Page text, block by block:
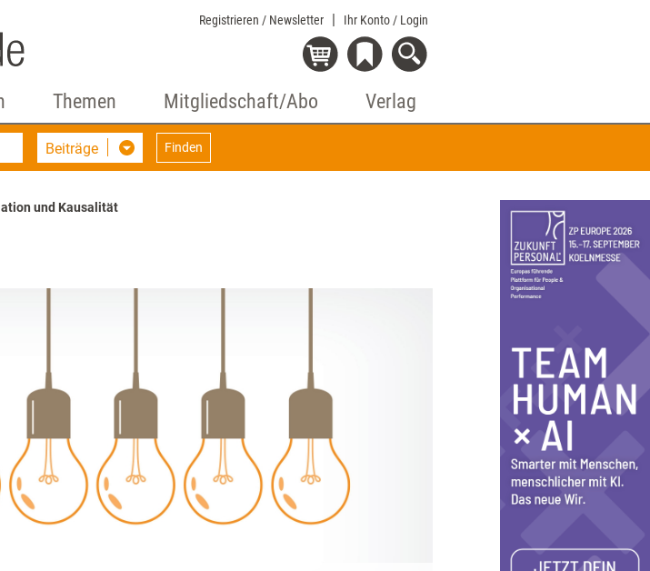
Registrieren / Newsletter Ihr Konto / Login
Themen Mitgliedschaft/Abo Verlag
Beiträge Finden
und Kausalität